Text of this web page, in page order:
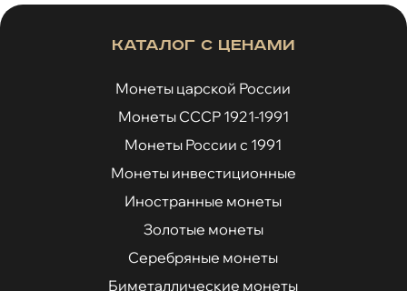
Каталог с ценами
Монеты царской России
Монеты СССР 1921-1991
Монеты России с 1991
Монеты инвестиционные
Иностранные монеты
Золотые монеты
Серебряные монеты
Биметаллические монеты